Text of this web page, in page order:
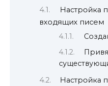
Настройка
входящих писем
Настройка